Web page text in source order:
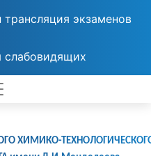
трансляция экзаменов
слабовидящих
ХИМИКО-